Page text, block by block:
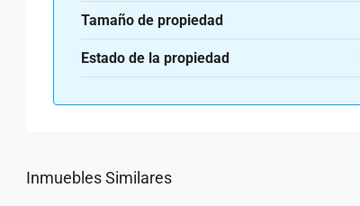
Tamaño de propiedad
Estado de la propiedad
Inmuebles Similares